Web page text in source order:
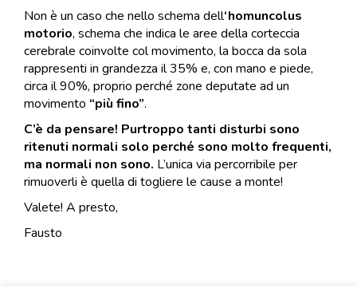
Non è un caso che nello schema dell‘homuncolus
motorio, schema che indica le aree della corteccia
cerebrale coinvolte col movimento, la bocca da sola
rappresenti in grandezza il 35% e, con mano e piede,
circa il 90%, proprio perché zone deputate ad un
movimento “più fino”.
C’è da pensare! Purtroppo tanti disturbi sono
ritenuti normali solo perché sono molto frequenti,
ma normali non sono. L’unica via percorribile per
rimuoverli è quella di togliere le cause a monte!
Valete! A presto,
Fausto